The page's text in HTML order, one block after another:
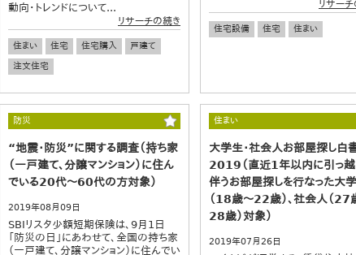
動向・トレンドについて...
リサーチの続き
住まい 住宅 住宅購入
戸建て
注文住宅
リサー
住宅設備 住宅 住まい
防災
“地震・防災”に関する調査（持ち家
（一戸建て、分譲マンション）に住ん
でいる20代～60代の方対象）
2019年08月09日
SBIリスタ少額短期保険は、9月1日
「防災の日」にあわせて、全国の持ち家
（一戸建て、分譲マンション）に住んでい
住まい
大学生・社会人お部屋探し白
2019（直近1年以内に引っ越
伴うお部屋探しを行なった大
（18歳～22歳）、社会人（27
28歳）対象）
2019年07月26日